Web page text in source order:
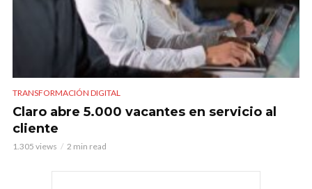
TRANSFORMACIÓN DIGITAL
Claro abre 5.000 vacantes en servicio al
cliente
1.305 views 2 min read